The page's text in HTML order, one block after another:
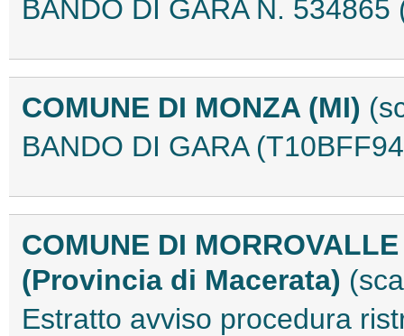
BANDO DI GARA N.
COMUNE DI MONZA (MI)
BANDO DI GARA
COMUNE DI MORROVALLE
(Provincia di Macerata)
Estratto avviso procedura